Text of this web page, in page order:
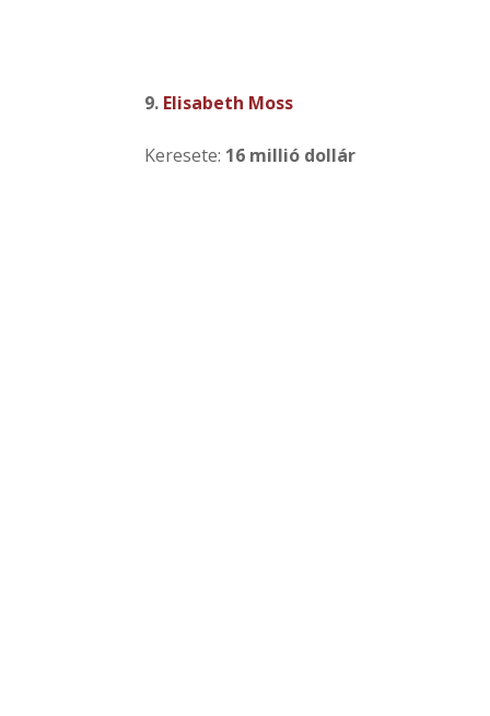
9. Elisabeth Moss
Keresete: 16 millió dollár